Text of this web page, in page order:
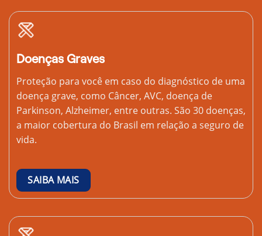
Doenças Graves
Proteção para você em caso do diagnóstico de uma
doença grave, como Câncer, AVC, doença de
Parkinson, Alzheimer, entre outras. São 30 doenças,
a maior cobertura do Brasil em relação a seguro de
vida.
SAIBA MAIS